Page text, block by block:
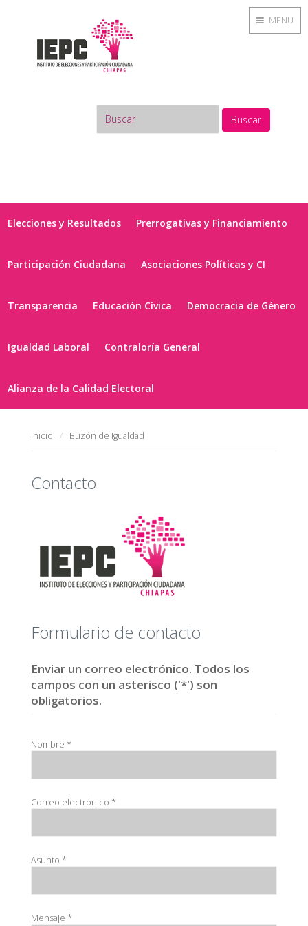
Buscar
Elecciones y Resultados Prerrogativas y Financiamiento
Participación Ciudadana Asociaciones Políticas y CI
Transparencia Educación Cívica Democracia de Género
Igualdad Laboral Contraloría General
Alianza de la Calidad Electoral
Inicio Buzón de Igualdad
Contacto
Formulario de contacto
Enviar un correo electrónico. Todos los
campos con un asterisco ('*') son
obligatorios.
Nombre *
Correo electrónico *
Asunto *
Mensaje *
MENU